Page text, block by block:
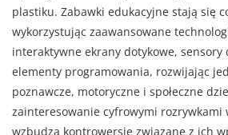
plastiku. Zabawki edukacyjne stają się
wykorzystując zaawansowane
interaktywne ekrany dotykowe, sensory
elementy programowania, rozwijając
poznawcze, motoryczne i społeczne
zainteresowanie cyfrowymi rozrywkami
wzbudza kontrowersje związane z ich